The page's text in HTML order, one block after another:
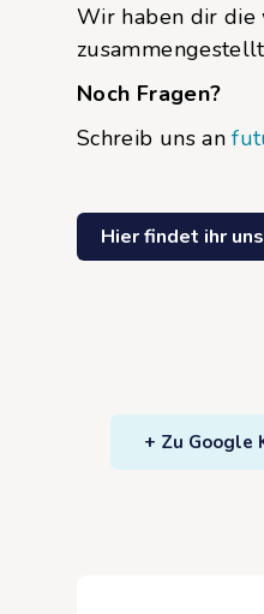
Wir haben dir die
Noch Fragen?
Schreib uns an
Hier findet ihr
+ Zu Google